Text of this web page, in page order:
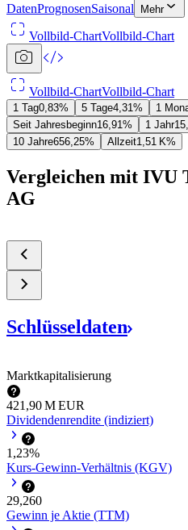
DatenPrognosenSaisonal Mehr
Vollbild-ChartVollbild-Chart
Vollbild-ChartVollbild-Chart
1 Tag0,83% 5 Tage4,31% 1
Seit Jahresbeginn16,91% 1 Jahr
10 Jahre656,25% Allzeit ‪1,51 K‬%
Vergleichen mit IVU
AG
Schlüsseldaten
Marktkapitalisierung
‪421,90 M‬EUR
Dividendenrendite (indiziert)
1,23%
Kurs-Gewinn-Verhältnis (KGV)
29,260
Gewinn je Aktie (TTM)